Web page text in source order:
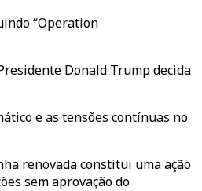
“Operation
Donald Trump decida
e as tensões contínuas no
renovada constitui uma ação
sem aprovação do